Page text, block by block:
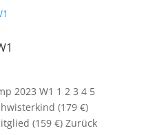
2023 W1 1 2 3 4 5
(179 €)
(159 €) Zurück